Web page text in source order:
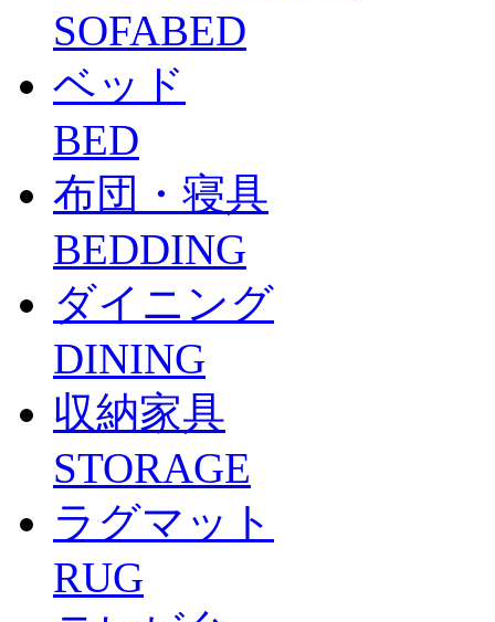
SOFABED
ベッド
BED
布団・寝具
BEDDING
ダイニング
DINING
収納家具
STORAGE
ラグマット
RUG